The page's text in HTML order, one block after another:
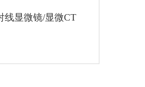
线显微镜/显微CT